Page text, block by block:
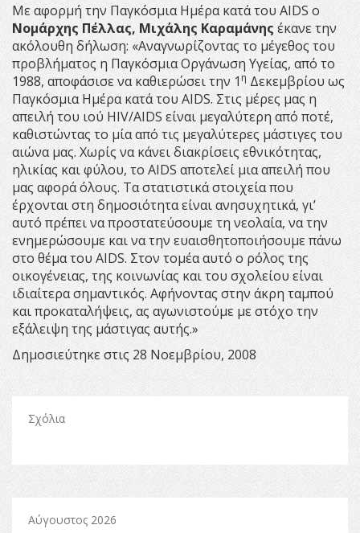
Με αφορμή την Παγκόσμια Ημέρα κατά του AIDS ο
Νομάρχης Πέλλας, Μιχάλης Καραμάνηςέκανε την
ακόλουθη δήλωση: «Αναγνωρίζοντας το μέγεθος του
προβλήματος η Παγκόσμια Οργάνωση Υγείας, από το
1988, αποφάσισε να καθιερώσει την 1η Δεκεμβρίου ως
Παγκόσμια Ημέρα κατά του AIDS. Στις μέρες μας η
απειλή του ιού HIV/AIDS είναι μεγαλύτερη από ποτέ,
καθιστώντας το μία από τις μεγαλύτερες μάστιγες του
αιώνα μας. Χωρίς να κάνει διακρίσεις εθνικότητας,
ηλικίας και φύλου, το AIDS αποτελεί μια απειλή που
μας αφορά όλους. Τα στατιστικά στοιχεία που
έρχονται στη δημοσιότητα είναι ανησυχητικά, γι’
αυτό πρέπει να προστατεύσουμε τη νεολαία, να την
ενημερώσουμε και να την ευαισθητοποιήσουμε πάνω
στο θέμα του AIDS. Στον τομέα αυτό ο ρόλος της
οικογένειας, της κοινωνίας και του σχολείου είναι
ιδιαίτερα σημαντικός. Αφήνοντας στην άκρη ταμπού
και προκαταλήψεις, ας αγωνιστούμε με στόχο την
εξάλειψη της μάστιγας αυτής.»
Δημοσιεύτηκε στις 28 Νοεμβρίου, 2008
Σχόλια
Αύγουστος 2026